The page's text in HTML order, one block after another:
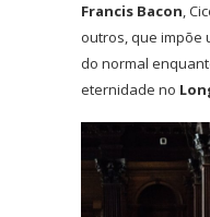
Francis Bacon,
outros, que impõe
do normal
eternidade no